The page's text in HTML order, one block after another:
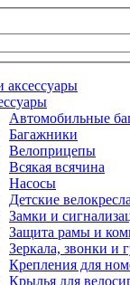
аксессуары
Автомобильные
Багажники
Велоприцепы
Всякая всячина
Насосы
Детские велокресла
Замки и
Защита рамы и
Зеркала, звонки и
Крепления для
Крылья для